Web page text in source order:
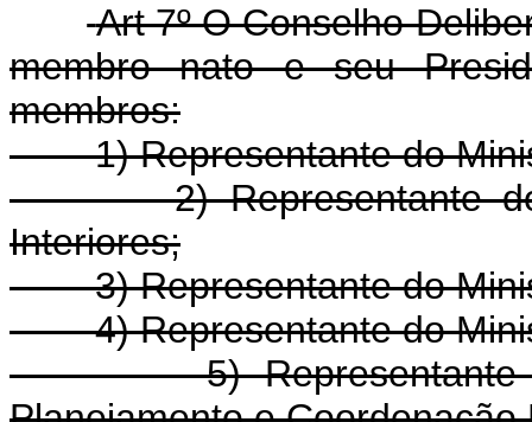
Art 7º O Conselho
membro nato e seu
membros:
1) Representante do
2) Representante do
Interiores;
3) Representante do
4) Representante do
5) Representante do